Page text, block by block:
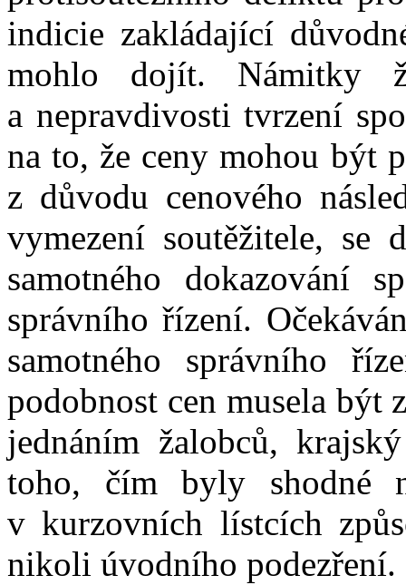
indicie zakládající
mohlo dojít. Námitky
a nepravdivosti tvrzení
na to, že ceny mohou být
z důvodu cenového
vymezení soutěžitele, se
samotného dokazování
správního řízení.
samotného správního
podobnost cen musela být
jednáním žalobců, k
toho, čím byly shodné
v kurzovních lístcích
nikoli úvodního podezření.